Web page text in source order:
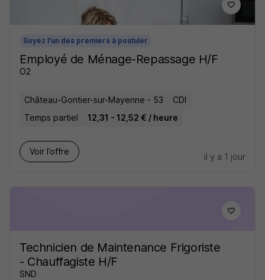
Soyez l'un des premiers à postuler
Employé de Ménage-Repassage H/F
O2
Château-Gontier-sur-Mayenne - 53
CDI
Temps partiel
12,31 - 12,52 € / heure
Voir l’offre
il y a 1 jour
Technicien de Maintenance Frigoriste
- Chauffagiste H/F
SND